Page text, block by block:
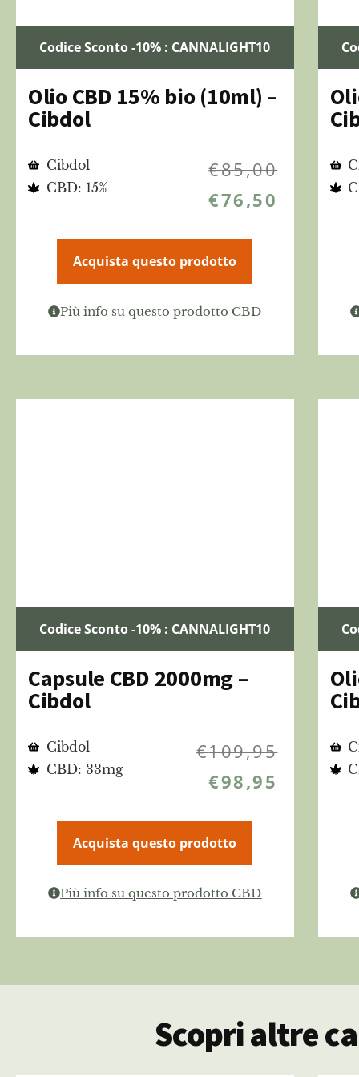
Codice Sconto -10% : CANNALIGHT10
Olio CBD 15% bio (10ml) –
Cibdol
Cibdol
CBD: 15%
€85,00
€76,50
Acquista questo prodotto
Più info su questo prodotto CBD
Codice Sconto -10% : CANNALIGHT10
Capsule CBD 2000mg –
Cibdol
Cibdol
CBD: 33mg
€109,95
€98,95
Acquista questo prodotto
Più info su questo prodotto CBD
Scopri altre